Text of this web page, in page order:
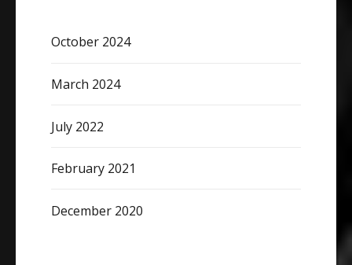
October 2024
March 2024
July 2022
February 2021
December 2020